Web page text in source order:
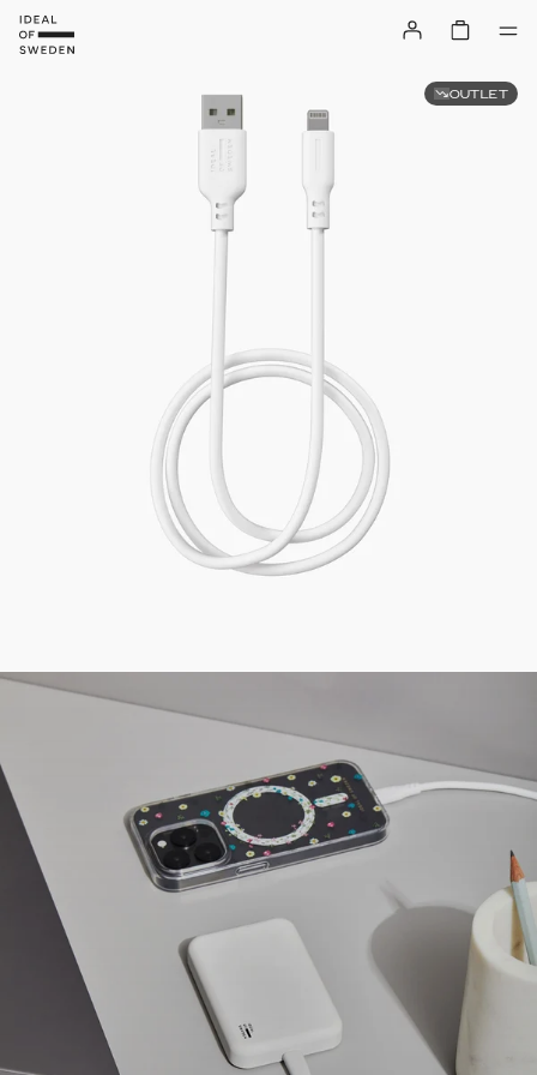
OUTLET